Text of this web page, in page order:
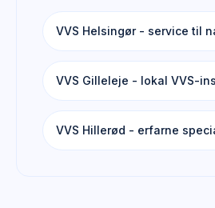
VVS Helsingør - service til
VVS Gilleleje - lokal VVS-
VVS Hillerød - erfarne